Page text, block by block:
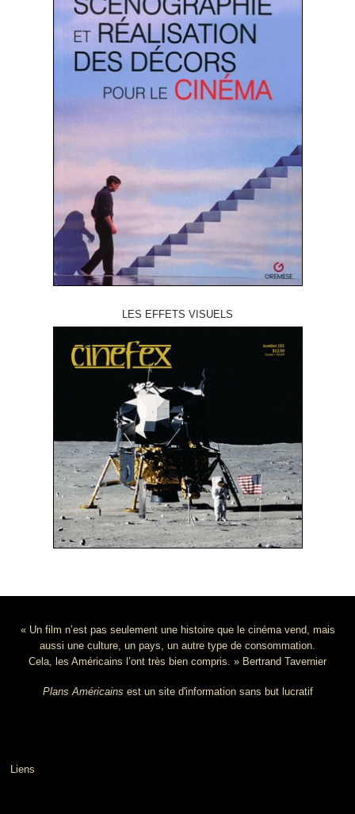
LES EFFETS VISUELS
« Un film n’est pas seulement une histoire que le cinéma vend, mais
aussi une culture, un pays, un autre type de consommation.
Cela, les Américains l’ont très bien compris. » Bertrand Tavernier
Plans Américains est un site d'information sans but lucratif
Liens